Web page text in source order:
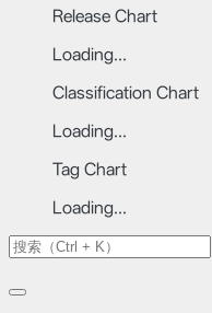
Release Chart
Loading...
Classification Chart
Loading...
Tag Chart
Loading...